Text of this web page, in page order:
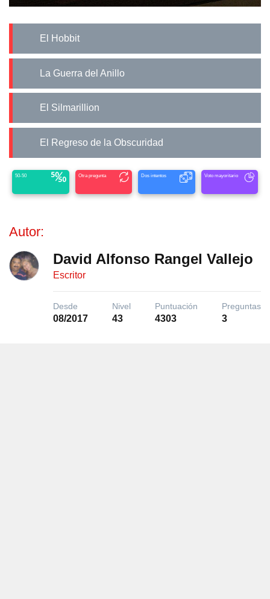
El Hobbit
La Guerra del Anillo
El Silmarillion
El Regreso de la Obscuridad
50-50 Otra pregunta Dos intentos Voto mayoritario
Autor:
David Alfonso Rangel Vallejo
Escritor
Desde
08/2017
Nivel
43
Puntuación
4303
Preguntas
3